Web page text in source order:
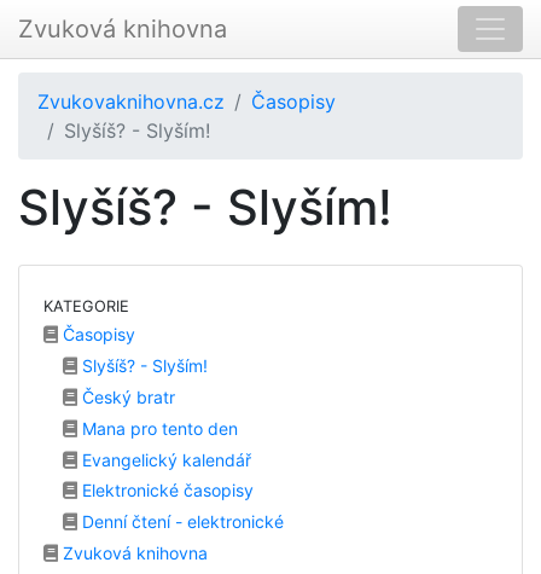
Zvuková knihovna
Zvukovaknihovna.cz
Časopisy
Slyšíš? - Slyším!
Slyšíš? - Slyším!
KATEGORIE
Časopisy
Slyšíš? - Slyším!
Český bratr
Mana pro tento den
Evangelický kalendář
Elektronické časopisy
Denní čtení - elektronické
Zvuková knihovna